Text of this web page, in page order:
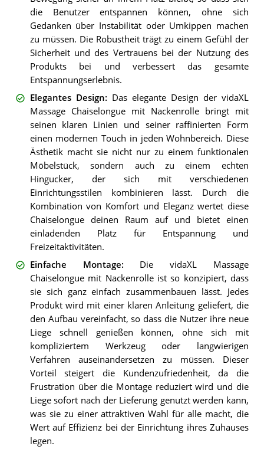
die Benutzer entspannen können, ohne sich
Gedanken über Instabilität oder Umkippen machen
zu müssen. Die Robustheit trägt zu einem Gefühl der
Sicherheit und des Vertrauens bei der Nutzung des
Produkts bei und verbessert das gesamte
Entspannungserlebnis.
Elegantes Design: Das elegante Design der vidaXL
Massage Chaiselongue mit Nackenrolle bringt mit
seinen klaren Linien und seiner raffinierten Form
einen modernen Touch in jeden Wohnbereich. Diese
Ästhetik macht sie nicht nur zu einem funktionalen
Möbelstück, sondern auch zu einem echten
Hingucker, der sich mit verschiedenen
Einrichtungsstilen kombinieren lässt. Durch die
Kombination von Komfort und Eleganz wertet diese
Chaiselongue deinen Raum auf und bietet einen
einladenden Platz für Entspannung und
Freizeitaktivitäten.
Einfache Montage: Die vidaXL Massage
Chaiselongue mit Nackenrolle ist so konzipiert, dass
sie sich ganz einfach zusammenbauen lässt. Jedes
Produkt wird mit einer klaren Anleitung geliefert, die
den Aufbau vereinfacht, so dass die Nutzer ihre neue
Liege schnell genießen können, ohne sich mit
kompliziertem Werkzeug oder langwierigen
Verfahren auseinandersetzen zu müssen. Dieser
Vorteil steigert die Kundenzufriedenheit, da die
Frustration über die Montage reduziert wird und die
Liege sofort nach der Lieferung genutzt werden kann,
was sie zu einer attraktiven Wahl für alle macht, die
Wert auf Effizienz bei der Einrichtung ihres Zuhauses
legen.